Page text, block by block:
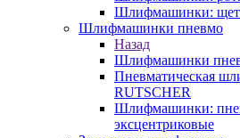
Шлифмашинки:
Шлифмашинки пневмо
Назад
Шлифмашинки
Пневматическая
RUTSCHER
Шлифмашинки:
эксцентриковые